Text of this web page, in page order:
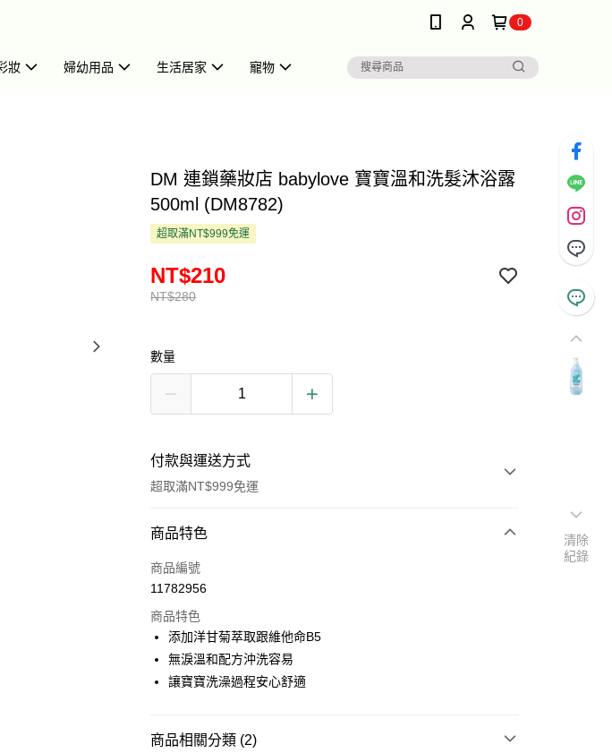
0
妝 婦幼用品 生活居家 寵物
DM 連鎖藥妝店 babylove 寶寶溫和洗髮沐浴露
500ml (DM8782)
超取滿NT$999免運
NT$280
NT$210
數量
付款與運送方式
超取滿NT$999免運
付款方式
信用卡一次付款
LINE Pay
Apple Pay
悠遊付
商品特色
商品編號
11782956
商品特色
添加洋甘菊萃取跟維他命B5
無淚溫和配方沖洗容易
讓寶寶洗澡過程安心舒適
商品相關分類 (2)
清除
紀錄